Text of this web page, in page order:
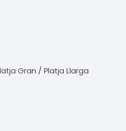
Gran / Platja Llarga